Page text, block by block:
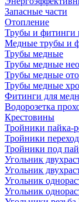
Запасные части
Отопление
Трубы и фитинги
Медные трубы и
Трубы медные
Трубы медные
Трубы медные
Трубы медные
Фитинги для
Водорозетка
Крестовины
Тройники пайка-
Тройники
Тройники под
Угольник
Угольник
Угольник
Угольник